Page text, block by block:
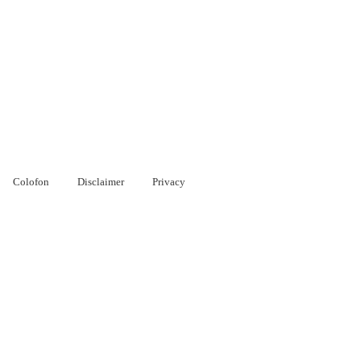
Colofon Disclaimer Privacy